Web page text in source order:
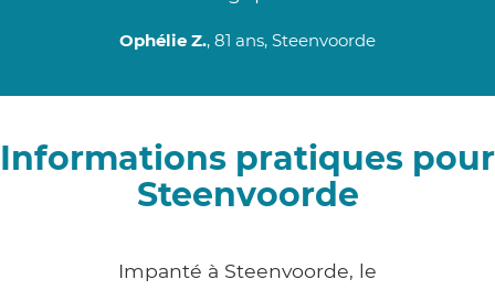
Ophélie Z., 81 ans, Steenvoorde
Informations pratiques pour
Steenvoorde
Impanté à Steenvoorde, le